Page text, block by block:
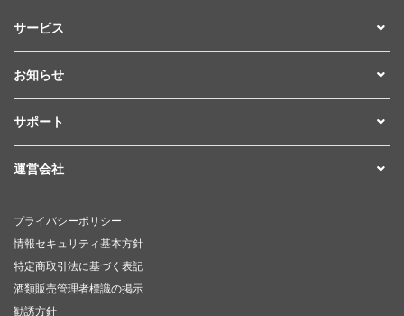
サービス
お知らせ
サポート
運営会社
プライバシーポリシー
情報セキュリティ基本方針
特定商取引法に基づく表記
酒類販売管理者標識の掲示
勧誘方針